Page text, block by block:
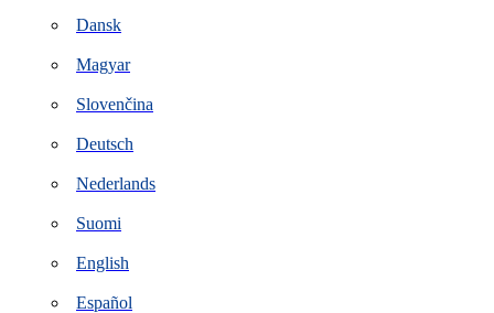
Dansk
Magyar
Slovenčina
Deutsch
Nederlands
Suomi
English
Español